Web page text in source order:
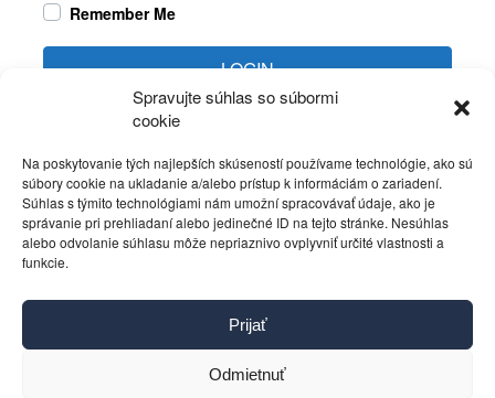
Spravujte súhlas so súbormi
cookie
Na poskytovanie tých najlepších skúseností používame technológie, ako sú
súbory cookie na ukladanie a/alebo prístup k informáciám o zariadení.
Súhlas s týmito technológiami nám umožní spracovávať údaje, ako je
správanie pri prehliadaní alebo jedinečné ID na tejto stránke. Nesúhlas
alebo odvolanie súhlasu môže nepriaznivo ovplyvniť určité vlastnosti a
funkcie.
Prijať
Odmietnuť
Remember Me
LOGIN
Kontakt
Pravidlá používania